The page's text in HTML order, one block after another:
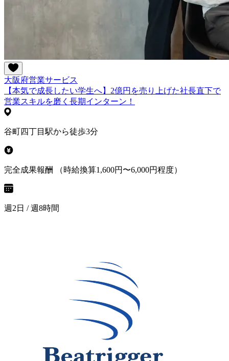
大阪府営業サービス
【本気で成長したい学生へ】2億円を売り上げた社長直下で
営業スキルを磨く長期インターン！
谷町四丁目駅から徒歩3分
完全成果報酬 （時給換算1,600円〜6,000円程度）
週2日 / 週8時間